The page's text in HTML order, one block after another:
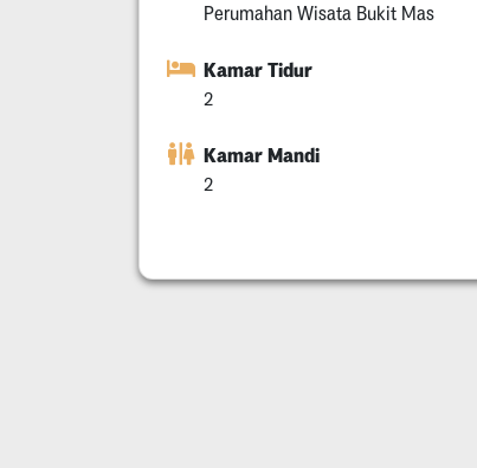
Perumahan Wisata Bukit Mas
Kamar Tidur
2
Kamar Mandi
2